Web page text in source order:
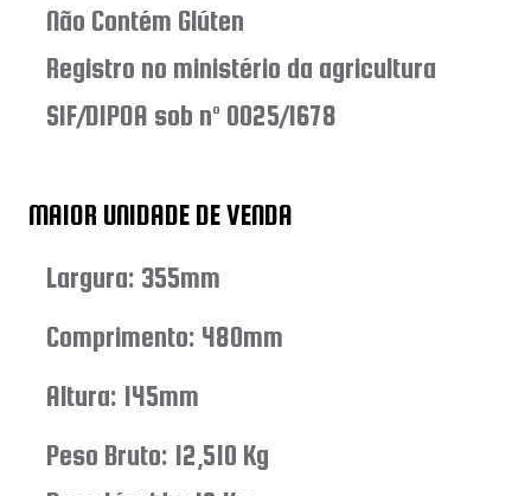
Não Contém Glúten
Registro no ministério da agricultura
SIF/DIPOA sob nº 0025/1678
MAIOR UNIDADE DE VENDA
Largura: 355mm
Comprimento: 480mm
Altura: 145mm
Peso Bruto: 12,510 Kg